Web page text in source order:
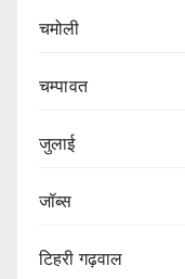
चमोली
चम्पावत
जुलाई
जॉब्स
टिहरी गढ़वाल